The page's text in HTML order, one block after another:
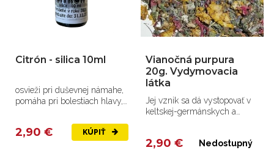
Citrón - silica 10ml
osvieži pri duševnej námahe,
pomáha pri bolestiach hlavy,
2,90 € KÚPIŤ
Vianočná purpura
20g. Vydymovacia
látka
Jej vznik sa dá vystopovať v
keltskej-germánskych a
2,90 € Nedostupný